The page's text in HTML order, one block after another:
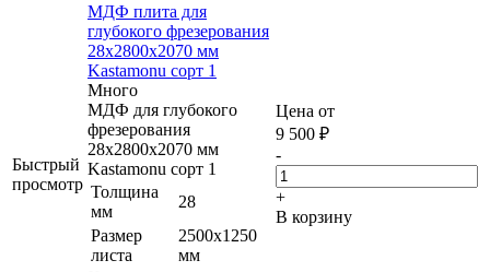
Быстрый
просмотр
МДФ плита для
глубокого фрезерования
28х2800х2070 мм
Kastamonu сорт 1
Много
МДФ для глубокого
фрезерования
28х2800х2070 мм
Kastamonu сорт 1
Толщина
мм
28
Размер
листа
2500х1250
мм
Цена от
9 500 ₽
-
+
В корзину